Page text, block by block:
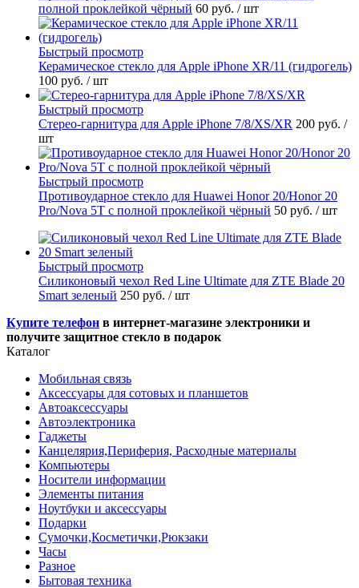
полной проклейкой чёрный 60 руб. / шт
Быстрый просмотр
Керамическое стекло для Apple iPhone XR/11 (гидрогель)
100 руб. / шт
Быстрый просмотр
Стерео-гарнитура для Apple iPhone 7/8/XS/XR 200 руб. /
шт
Быстрый просмотр
Противоударное стекло для Huawei Honor 20/Honor 20
Pro/Nova 5T с полной проклейкой чёрный 50 руб. / шт
Быстрый просмотр
Силиконовый чехол Red Line Ultimate для ZTE Blade 20
Smart зеленый 250 руб. / шт
Купите телефон в интернет-магазине электроники и
получите защитное стекло в подарок
Каталог
Мобильная связь
Аксессуары для сотовых и планшетов
Автоаксессуары
Автоэлектроника
Гаджеты
Канцелярия,Периферия, Расходные материалы
Компьютеры
Носители информации
Элементы питания
Ноутбуки и аксессуары
Подарки
Сумочки,Косметички,Рюкзаки
Часы
Разное
Бытовая техника